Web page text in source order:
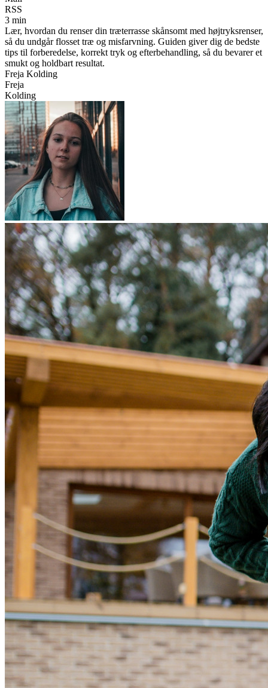
RSS
3 min
Lær, hvordan du renser din træterrasse skånsomt med højtryksrenser,
så du undgår flosset træ og misfarvning. Guiden giver dig de bedste
tips til forberedelse, korrekt tryk og efterbehandling, så du bevarer et
smukt og holdbart resultat.
Freja Kolding
Freja
Kolding